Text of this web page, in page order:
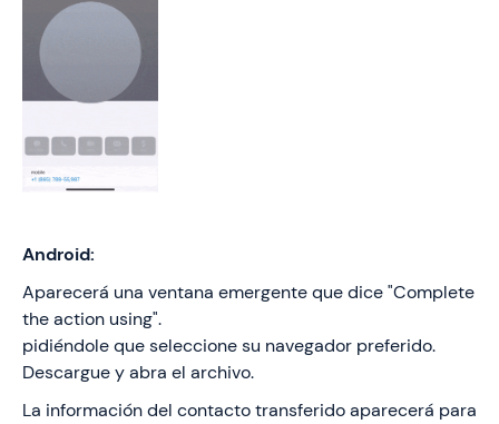
Android:
Aparecerá una ventana emergente que dice "Complete
the action using".
pidiéndole que seleccione su navegador preferido.
Descargue y abra el archivo.
La información del contacto transferido aparecerá para